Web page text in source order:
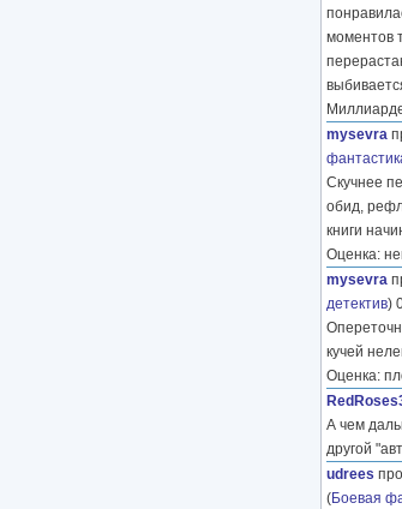
моментов
mysevra
Скучнее
обид,
книги
Оценка:
mysevra
детектив)
кучей
Оценка:
А чем
другой
udrees про
(Боевая